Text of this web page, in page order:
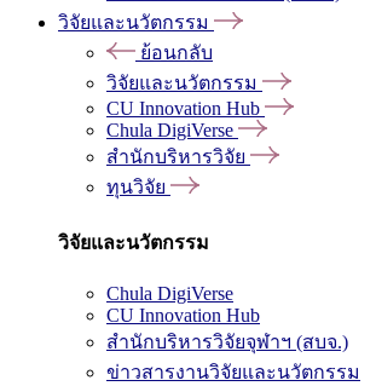
วิจัยและนวัตกรรม
ย้อนกลับ
วิจัยและนวัตกรรม
CU Innovation Hub
Chula DigiVerse
สำนักบริหารวิจัย
ทุนวิจัย
วิจัยและนวัตกรรม
Chula DigiVerse
CU Innovation Hub
สำนักบริหารวิจัยจุฬาฯ (สบจ.)
ข่าวสารงานวิจัยและนวัตกรรม